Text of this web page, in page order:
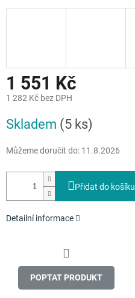
1 551 Kč
1 282 Kč bez DPH
cena:
Skladem (5 ks)
Můžeme doručit do: 11.8.2026
Přidat do košíku
Detailní informace
POPTAT PRODUKT